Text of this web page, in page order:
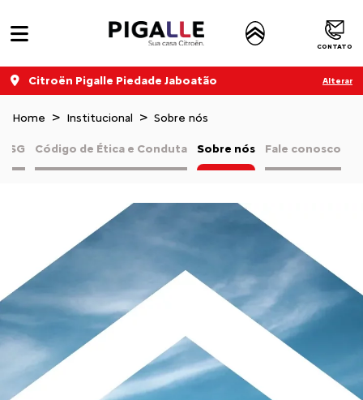
CONTATO
Citroën Pigalle Piedade Jaboatão Alterar
Home Institucional Sobre nós
Sobre nós Fale conosco
Código de Ética e Conduta